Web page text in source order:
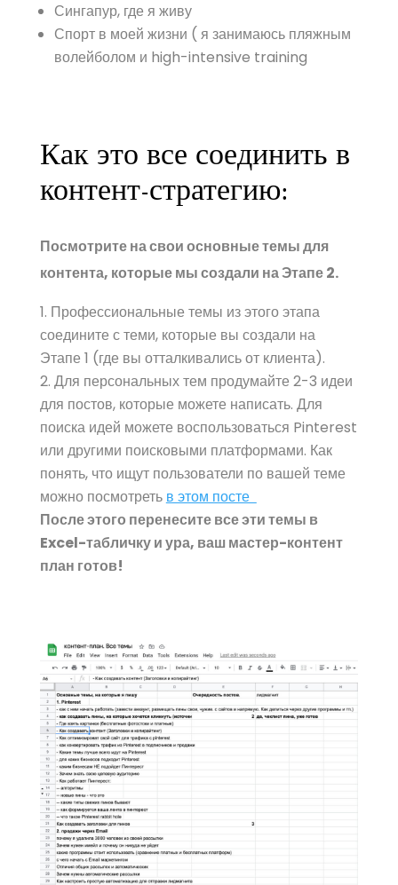
Сингапур, где я живу
Спорт в моей жизни ( я занимаюсь пляжным
волейболом и high-intensive training
Как это все соединить в
контент-стратегию:
Посмотрите на свои основные темы для
контента, которые мы создали на Этапе 2.
Профессиональные темы из этого этапа
соедините с теми, которые вы создали на
Этапе 1 (где вы отталкивались от клиента).
Для персональных тем продумайте 2-3 идеи
для постов, которые можете написать. Для
поиска идей можете воспользоваться Pinterest
или другими поисковыми платформами. Как
понять, что ищут пользователи по вашей теме
можно посмотреть в этом посте
После этого перенесите все эти темы в
Excel-табличку и ура, ваш мастер-контент
план готов!